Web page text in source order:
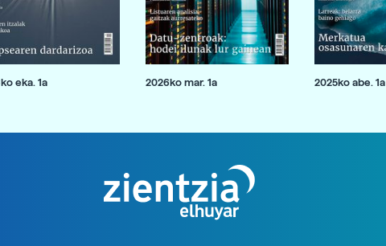
eka. 1a 2026ko mar. 1a 2025ko abe. 1a